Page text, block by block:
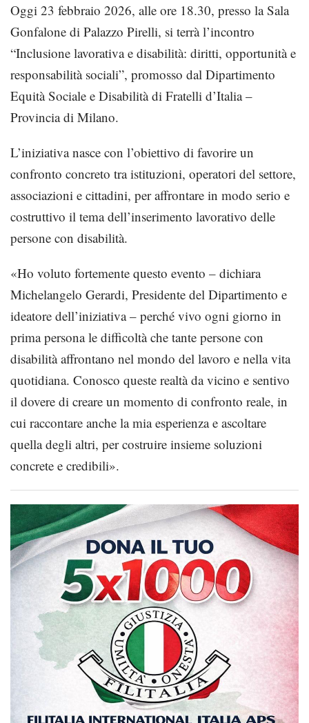
Oggi 23 febbraio 2026, alle ore 18.30, presso la Sala
Gonfalone di Palazzo Pirelli, si terrà l’incontro
“Inclusione lavorativa e disabilità: diritti, opportunità e
responsabilità sociali”, promosso dal Dipartimento
Equità Sociale e Disabilità di Fratelli d’Italia –
Provincia di Milano.
L’iniziativa nasce con l’obiettivo di favorire un
confronto concreto tra istituzioni, operatori del settore,
associazioni e cittadini, per affrontare in modo serio e
costruttivo il tema dell’inserimento lavorativo delle
persone con disabilità.
«Ho voluto fortemente questo evento – dichiara
Michelangelo Gerardi, Presidente del Dipartimento e
ideatore dell’iniziativa – perché vivo ogni giorno in
prima persona le difficoltà che tante persone con
disabilità affrontano nel mondo del lavoro e nella vita
quotidiana. Conosco queste realtà da vicino e sentivo
il dovere di creare un momento di confronto reale, in
cui raccontare anche la mia esperienza e ascoltare
quella degli altri, per costruire insieme soluzioni
concrete e credibili».